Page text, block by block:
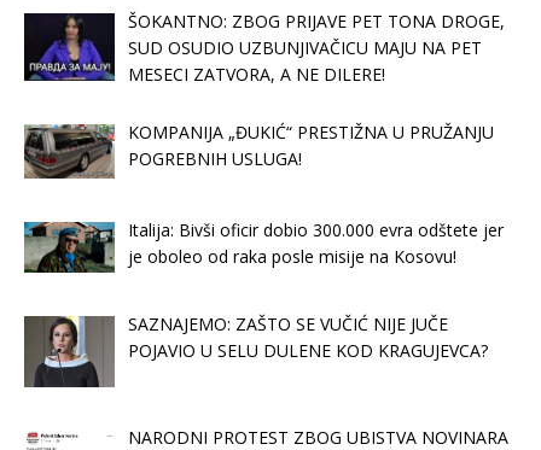
ŠOKANTNO: ZBOG PRIJAVE PET TONA DROGE,
SUD OSUDIO UZBUNJIVAČICU MAJU NA PET
MESECI ZATVORA, A NE DILERE!
KOMPANIJA „ĐUKIĆ“ PRESTIŽNA U PRUŽANJU
POGREBNIH USLUGA!
Italija: Bivši oficir dobio 300.000 evra odštete jer
je oboleo od raka posle misije na Kosovu!
SAZNAJEMO: ZAŠTO SE VUČIĆ NIJE JUČE
POJAVIO U SELU DULENE KOD KRAGUJEVCA?
NARODNI PROTEST ZBOG UBISTVA NOVINARA